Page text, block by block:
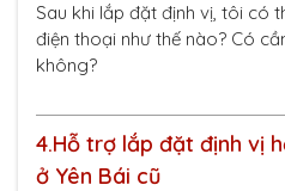
Sau khi lắp đặt định vị, tôi có
điện thoại như thế nào? Có
không?
4.Hỗ trợ lắp đặt định vị
ở Yên Bái cũ